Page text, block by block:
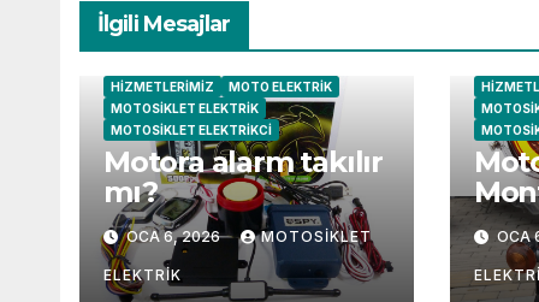
İlgili Mesajlar
HIZMETLERIMIZ
MOTO ELEKTRIK
MOTOSIKLET ELEKTRIK
MOTOSIKLET ELEKTRIKCI
Motora alarm takılır
mı?
OCA 6, 2026 MOTOSIKLET
ELEKTRIK
OCA